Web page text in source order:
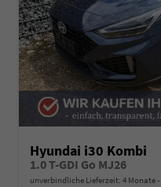
Hyundai i30 Kombi
1.0 T-GDI Go MJ26
unverbindliche Lieferzeit: 4 Monate